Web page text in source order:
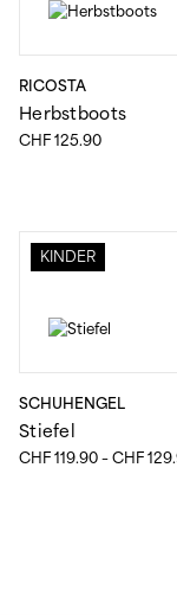
RICOSTA
Herbstboots
CHF 125.90
KINDER
SCHUHENGEL
Stiefel
CHF 119.90 – CHF